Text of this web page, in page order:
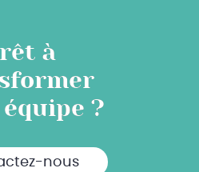
à
?
nous